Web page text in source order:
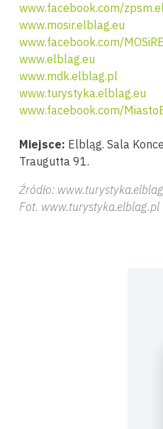
www.facebook.com/
www.mosir.elblag.eu
www.facebook.com/
www.elblag.eu
www.mdk.elblag.pl
www.turystyka.elblag.eu
www.facebook.com/
Miejsce: Elbląg. Sala
Traugutta 91.
Źródło:
Fot. www.turystyka.elblag.pl